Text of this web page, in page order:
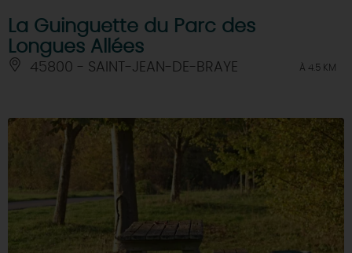
La Guinguette du Parc des
Longues Allées
45800 - SAINT-JEAN-DE-BRAYE À 4.5 KM